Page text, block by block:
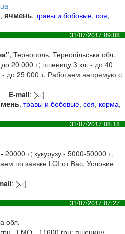
,ячмень,травы и бобовые,соя,
31/07/2017 09:08
, Тернополь, Тернопільська обл.
20 000 т; пшеницу 3 кл. - до 40
- до 25 000 т. Работаем напрямую с
E-mail:
,травы и бобовые,соя, корма,
31/07/2017 08:18
т; кукурузу - 5000-50000 т.
по заявке LOI от Вас. Условие
:
31/07/2017 07:27
обл.
ГМО - 11600 грн; пшеницу -